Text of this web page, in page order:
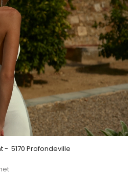
- 5170 Profondeville